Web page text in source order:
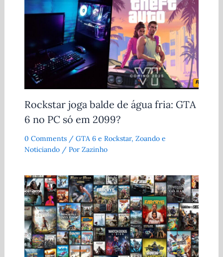
Rockstar joga balde de água fria: GTA
6 no PC só em 2099?
0 Comments / GTA 6 e Rockstar, Zoando e
Noticiando/ Por Zazinho